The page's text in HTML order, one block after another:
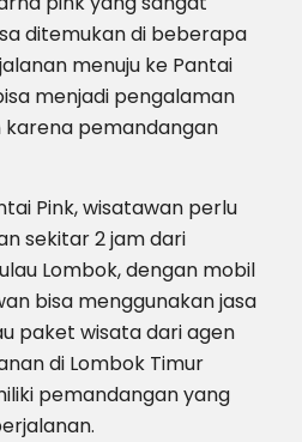
ditemukan di beberapa
menuju ke Pantai
menjadi pengalaman
pemandangan
Pink, wisatawan perlu
sekitar 2 jam dari
Lombok, dengan mobil
bisa menggunakan jasa
paket wisata dari agen
di Lombok Timur
pemandangan yang